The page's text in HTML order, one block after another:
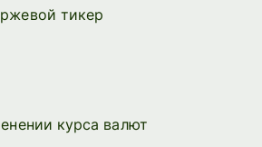
тикер
курса валют